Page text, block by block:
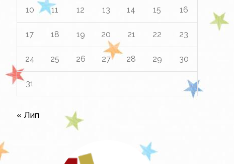
10 11 12 13 14 15 16
17 18 19 20 21 22 23
24 25 26 27 28 29 30
31
« Лип